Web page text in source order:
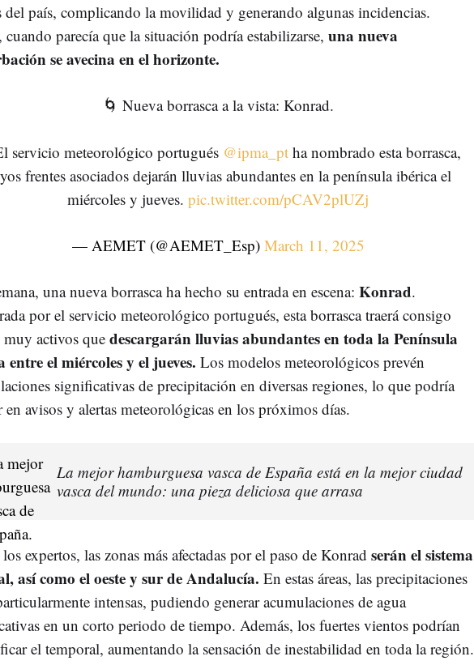
del país, complicando la movilidad y generando algunas incidencias.
cuando parecía que la situación podría estabilizarse, una nueva
se avecina en el horizonte.
🌀 Nueva borrasca a la vista: Konrad.
servicio meteorológico portugués @ipma_pt ha nombrado esta borrasca,
frentes asociados dejarán lluvias abundantes en la península ibérica el
miércoles y jueves.pic.twitter.com/pCAV2plUZj
— AEMET (@AEMET_Esp) March 11, 2025
una nueva borrasca ha hecho su entrada en escena: Konrad.
por el servicio meteorológico portugués, esta borrasca traerá consigo
muy activos que descargarán lluvias abundantes en toda la Península
entre el miércoles y el jueves. Los modelos meteorológicos prevén
significativas de precipitación en diversas regiones, lo que podría
en avisos y alertas meteorológicas en los próximos días.
La mejor hamburguesa vasca de España está en la mejor ciudad
vasca del mundo: una pieza deliciosa que arrasa
expertos, las zonas más afectadas por el paso de Konrad serán el sistema
así como el oeste y sur de Andalucía. En estas áreas, las precipitaciones
intensas, pudiendo generar acumulaciones de agua
en un corto periodo de tiempo. Además, los fuertes vientos podrían
el temporal, aumentando la sensación de inestabilidad en toda la región.